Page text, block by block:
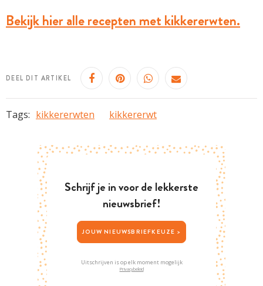
Bekijk hier alle recepten met kikkererwten.
DEEL DIT ARTIKEL
Tags: kikkererwten kikkererwt
Schrijf je in voor de lekkerste
nieuwsbrief!
JOUW NIEUWSBRIEFKEUZE >
Uitschrijven is op elk moment mogelijk
Privacybeleid